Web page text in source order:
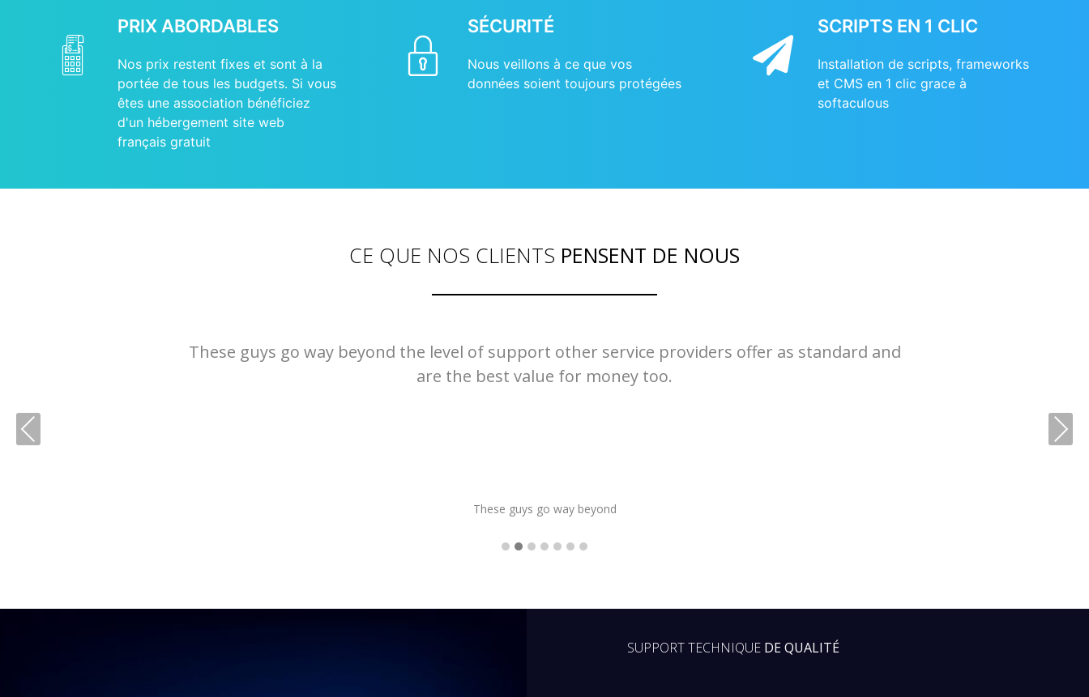
PRIX ABORDABLES
Nos prix restent fixes et sont à la
portée de tous les budgets. Si vous
êtes une association bénéficiez
d'un hébergement site web
français gratuit
SÉCURITÉ
Nous veillons à ce que vos
données soient toujours protégées
SCRIPTS EN 1 CLIC
Installation de scripts, frameworks
et CMS en 1 clic grace à
softaculous
CE QUE NOS CLIENTS PENSENT DE NOUS
These guys go way beyond the level of support other service providers offer as standard and
are the best value for money too.
These guys go way beyond
Previous Next
SUPPORT TECHNIQUE DE QUALITÉ